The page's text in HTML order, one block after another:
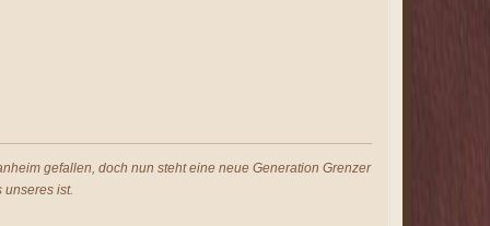
gefallen, doch nun steht eine neue Generation Grenzer
ist.